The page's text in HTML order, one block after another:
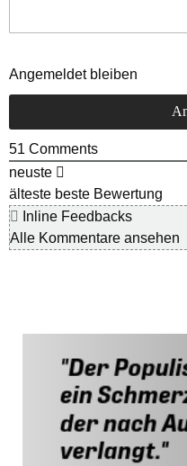
Angemeldet bleiben
51 Comments
neuste
älteste beste Bewertung
Inline Feedbacks
Alle Kommentare ansehen